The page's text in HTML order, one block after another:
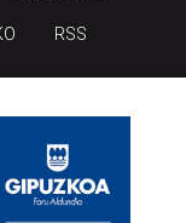
RSS